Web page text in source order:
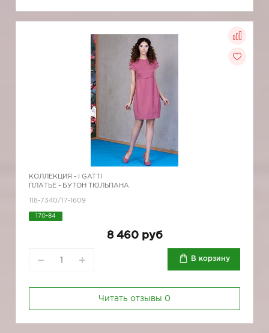
КОЛЛЕКЦИЯ -
I GATTI
ПЛАТЬЕ - БУТОН ТЮЛЬПАНА
118-7340/17-1609
170-84
8 460 руб
В корзину
Читать отзывы 0